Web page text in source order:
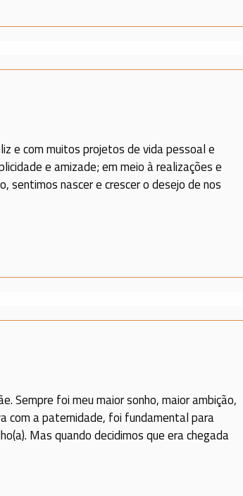
e com muitos projetos de vida pessoal e
e amizade; em meio à realizações e
sentimos nascer e crescer o desejo de nos
Sempre foi meu maior sonho, maior ambição,
com a paternidade, foi fundamental para
Mas quando decidimos que era chegada